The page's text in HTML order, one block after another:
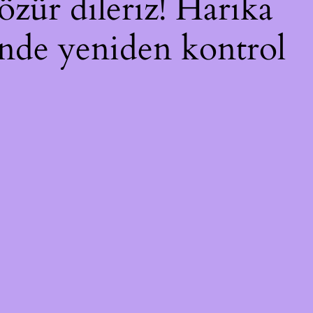
yeniden kontrol